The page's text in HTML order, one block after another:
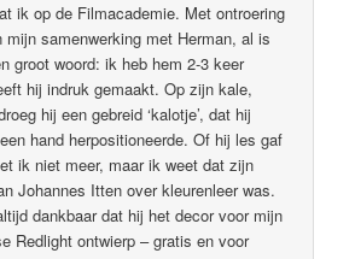
ik op de Filmacademie. Met ontroering
mijn samenwerking met Herman, al is
groot woord: ik heb hem 2-3 keer
hij indruk gemaakt. Op zijn kale,
hij een gebreid ‘kalotje’, dat hij
hand herpositioneerde. Of hij les gaf
ik niet meer, maar ik weet dat zijn
Johannes Itten over kleurenleer was.
dankbaar dat hij het decor voor mijn
Redlight ontwierp – gratis en voor